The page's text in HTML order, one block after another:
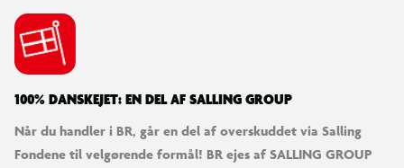
100% DANSKEJET: EN DEL AF SALLING GROUP
Når du handler i BR, går en del af overskuddet via Salling
Fondene til velgørende formål! BR ejes af SALLING GROUP